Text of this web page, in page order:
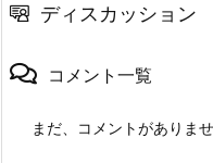
ディスカッション
コメント一覧
まだ、コメントがありま